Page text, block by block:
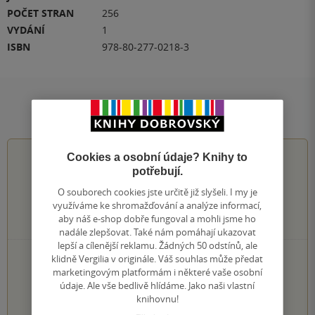
POČET STRAN
256
VYDÁNÍ
1
ISBN
978-80-277-0218-3
Hodnocení a recenze čtenářů
3.5z5
17hodnocení čtenářů
4×
5 hvězdiček
6×
4 hvězdičky
3×
3 hvězdičky
2 hvězdičky
Cookies a osobní údaje? Knihy to
potřebují.
O souborech cookies jste určitě již slyšeli. I my je
využíváme ke shromažďování a analýze informací,
aby náš e-shop dobře fungoval a mohli jsme ho
nadále zlepšovat. Také nám pomáhají ukazovat
lepší a cílenější reklamu. Žádných 50 odstínů, ale
klidně Vergilia v originále. Váš souhlas může předat
marketingovým platformám i některé vaše osobní
údaje. Ale vše bedlivě hlídáme. Jako naši vlastní
knihovnu!